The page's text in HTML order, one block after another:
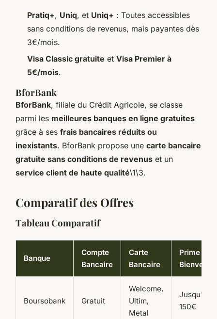
Pratiq+, Uniq, et Uniq+ : Toutes accessibles
sans conditions de revenus, mais payantes dès
3€/mois.
Visa Classic gratuite et Visa Premier à
5€/mois.
BforBank
BforBank, filiale du Crédit Agricole, se classe
parmi les meilleures banques en ligne gratuites
grâce à ses frais bancaires réduits ou
inexistants. BforBank propose une carte bancaire
gratuite sans conditions de revenus et un
service client de haute qualité\1\3.
Comparatif des Offres
Tableau Comparatif
Banque
Compte
Bancaire
Carte
Bancaire
Prime de
Bienvenue
Boursobank Gratuit
Welcome,
Ultim,
Metal
Jusqu'à
150€